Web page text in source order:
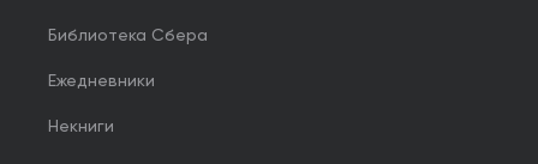
Библиотека Сбера
Ежедневники
Некниги